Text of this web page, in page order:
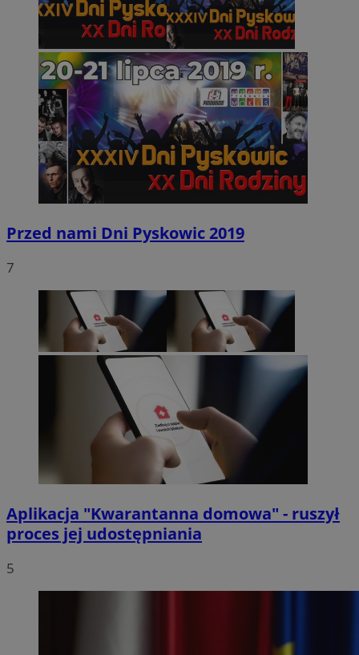
Przed nami Dni Pyskowic 2019
7
Aplikacja "Kwarantanna domowa" - ruszył
proces jej udostępniania
5